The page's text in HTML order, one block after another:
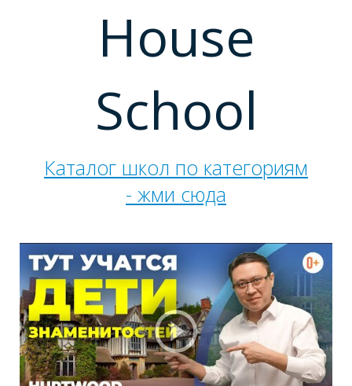
Ы
House
School
Каталог школ по категориям
- жми сюда